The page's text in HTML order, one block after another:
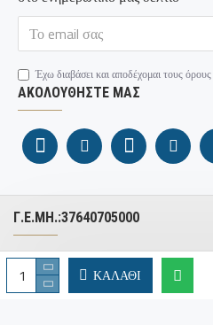
ΚΑΛΆΘΙ
Έχω διαβάσει και αποδέχομαι τους
ΑΚΟΛΟΥΘΉΣΤΕ ΜΑΣ
Γ.Ε.ΜΗ.:37640705000
Copyright © 2026 BronzeDesign.gr –
δικαιώματος